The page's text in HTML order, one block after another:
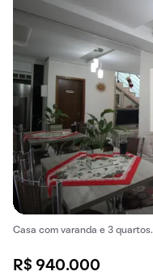
Casa com varanda e 3 quartos.
R$ 940.000